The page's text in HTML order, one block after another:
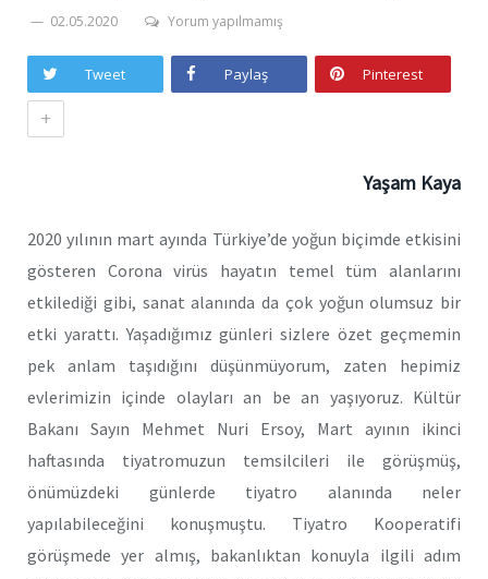
02.05.2020 Yorum yapılmamış
Tweet Paylaş Pinterest
+
Yaşam Kaya
2020 yılının mart ayında Türkiye’de yoğun biçimde etkisini
gösteren Corona virüs hayatın temel tüm alanlarını
etkilediği gibi, sanat alanında da çok yoğun olumsuz bir
etki yarattı. Yaşadığımız günleri sizlere özet geçmemin
pek anlam taşıdığını düşünmüyorum, zaten hepimiz
evlerimizin içinde olayları an be an yaşıyoruz. Kültür
Bakanı Sayın Mehmet Nuri Ersoy, Mart ayının ikinci
haftasında tiyatromuzun temsilcileri ile görüşmüş,
önümüzdeki günlerde tiyatro alanında neler
yapılabileceğini konuşmuştu. Tiyatro Kooperatifi
görüşmede yer almış, bakanlıktan konuyla ilgili adım